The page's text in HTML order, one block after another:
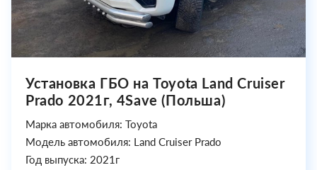
Установка ГБО на Toyota Land Cruiser
Prado 2021г, 4Save (Польша)
Марка автомобиля: Toyota
Модель автомобиля: Land Cruiser Prado
Год выпуска: 2021г